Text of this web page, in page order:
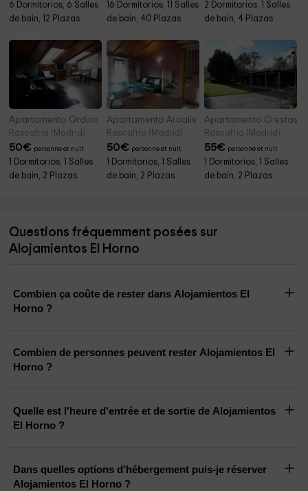
6 Dormitorios, 6 Salles
de bain, 12 Plazas
16 Dormitorios, 11 Salles
de bain, 40 Plazas
2 Dormitorios, 1 Salles
de bain, 4 Plazas
Apartamento Ordino
Rascafría (Madrid)
50€ personne et nuit
1 Dormitorios, 1 Salles
de bain, 2 Plazas
Apartamento Arcalís
Rascafría (Madrid)
50€ personne et nuit
1 Dormitorios, 1 Salles
de bain, 2 Plazas
Apartamento Crestas
Rascafría (Madrid)
55€ personne et nuit
1 Dormitorios, 1 Salles
de bain, 2 Plazas
Questions fréquemment posées sur
Alojamientos El Horno
Combien ça coûte de rester dans Alojamientos El
Horno ?
Combien de personnes peuvent rester Alojamientos El
Horno ?
Quelle est l'heure d'entrée et de sortie de Alojamientos
El Horno ?
Dans quelles options d'hébergement puis-je réserver
Alojamientos El Horno ?